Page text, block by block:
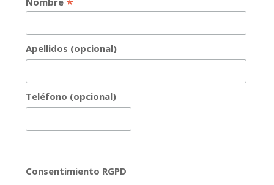
Apellidos (opcional)
Teléfono (opcional)
Consentimiento RGPD